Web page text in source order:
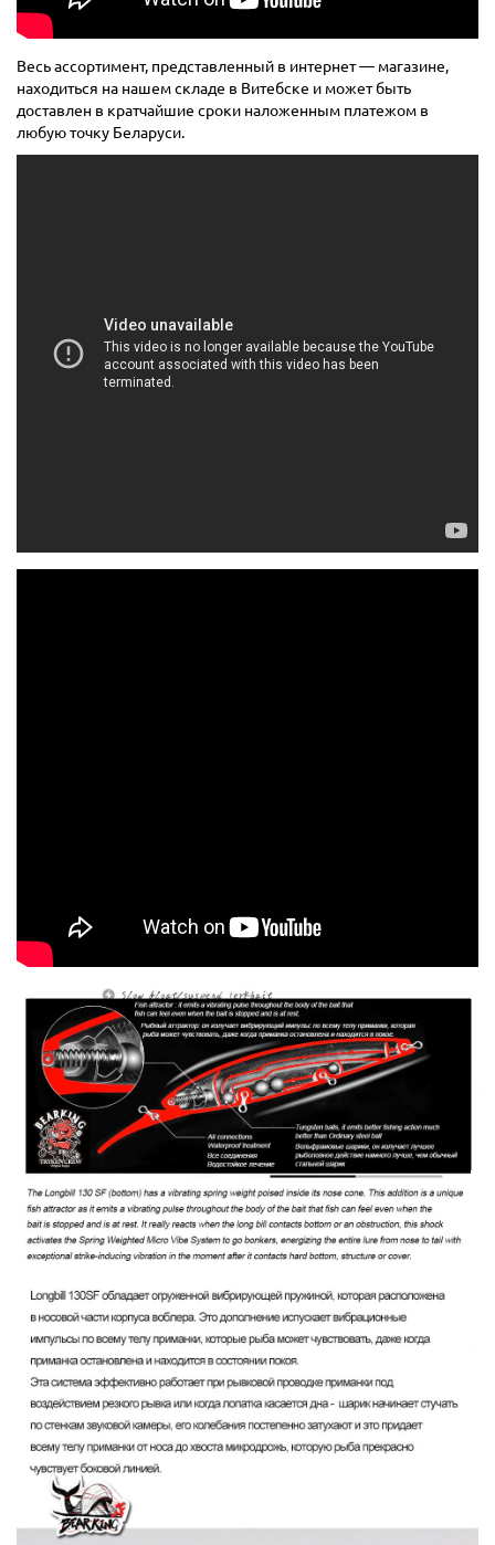
Весь ассортимент, представленный в интернет — магазине,
находиться на нашем складе в Витебске и может быть
доставлен в кратчайшие сроки наложенным платежом в
любую точку Беларуси.